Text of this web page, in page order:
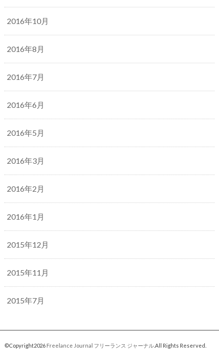
2016年10月
2016年8月
2016年7月
2016年6月
2016年5月
2016年3月
2016年2月
2016年1月
2015年12月
2015年11月
2015年7月
©Copyright2026 Freelance Journal フリーランス ジャーナル.All Rights Reserved.